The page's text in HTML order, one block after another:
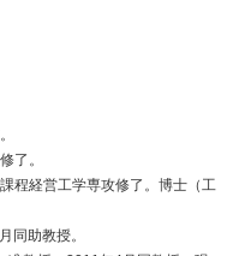
了。
程経営工学専攻修了。博士（工
同助教授。